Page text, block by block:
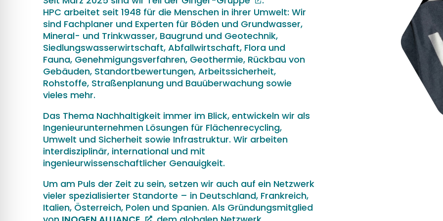
HPC arbeitet seit 1948 für die Menschen in ihrer Umwelt: Wir
sind Fachplaner und Experten für Böden und Grundwasser,
Mineral- und Trinkwasser, Baugrund und Geotechnik,
Siedlungswasserwirtschaft, Abfallwirtschaft, Flora und
Fauna, Genehmigungsverfahren, Geothermie, Rückbau von
Gebäuden, Standortbewertungen, Arbeitssicherheit,
Rohstoffe, Straßenplanung und Bauüberwachung sowie
vieles mehr.
Das Thema Nachhaltigkeit immer im Blick, entwickeln wir als
Ingenieurunternehmen Lösungen für Flächenrecycling,
Umwelt und Sicherheit sowie Infrastruktur. Wir arbeiten
interdisziplinär, international und mit
ingenieurwissenschaftlicher Genauigkeit.
Um am Puls der Zeit zu sein, setzen wir auch auf ein Netzwerk
vieler spezialisierter Standorte – in Deutschland, Frankreich,
Italien, Österreich, Polen und Spanien. Als Gründungsmitglied